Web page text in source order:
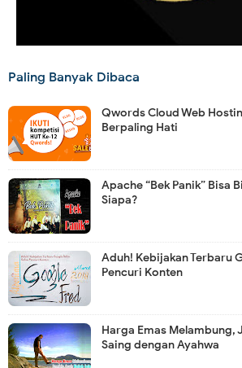
Paling Banyak Dibaca
Qwords Cloud Web
Berpaling Hati
Apache “Bek Panik” Bisa
Siapa?
Aduh! Kebijakan Terbaru
Pencuri Konten
Harga Emas Melambung,
Saing dengan Ayahwa